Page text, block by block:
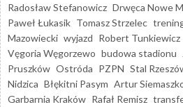
Radosław Stefanowicz Drwęca Nowe
Paweł Łukasik Tomasz Strzelec
Mazowiecki wyjazd Robert Tunkiewicz
Vęgoria Węgorzewo budowa stadionu
Pruszków Ostróda PZPN Stal
Nidzica Błękitni Pasym Artur
Garbarnia Kraków Rafał Remisz